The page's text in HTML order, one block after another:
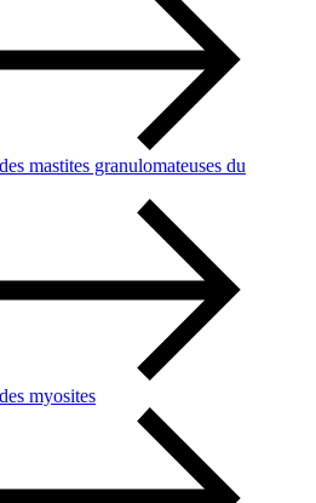
mastites granulomateuses du
myosites